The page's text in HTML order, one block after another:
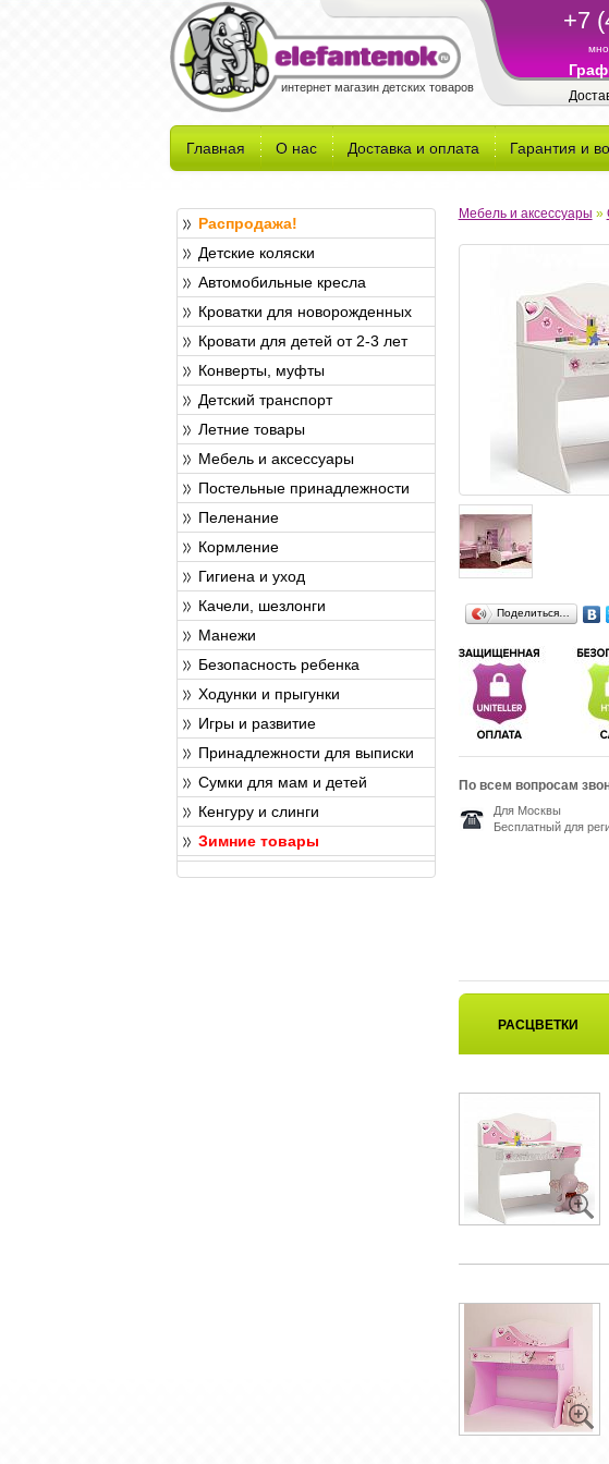
интернет магазин детских товаров
+7
Главная О нас Доставка и оплата Гарантия и
Распродажа!
Детские коляски
Автомобильные кресла
Кроватки для новорожденных
Кровати для детей от 2-3 лет
Конверты, муфты
Детский транспорт
Летние товары
Мебель и аксессуары
Постельные принадлежности
Пеленание
Кормление
Гигиена и уход
Качели, шезлонги
Манежи
Безопасность ребенка
Ходунки и прыгунки
Игры и развитие
Принадлежности для выписки
Сумки для мам и детей
Кенгуру и слинги
Зимние товары
Мебель и аксессуары »
Поделиться…
По всем вопросам
Для Москвы
Бесплатный для
РАСЦВЕТКИ